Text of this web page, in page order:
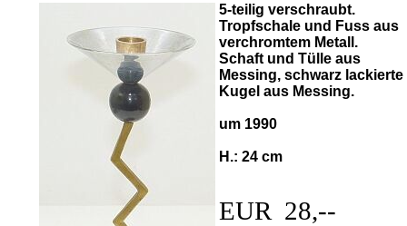
5-teilig verschraubt.
Tropfschale und Fuss aus
verchromtem Metall.
Schaft und Tülle aus
Messing, schwarz lackierte
Kugel aus Messing.
um 1990
H.: 24 cm
EUR 28,--